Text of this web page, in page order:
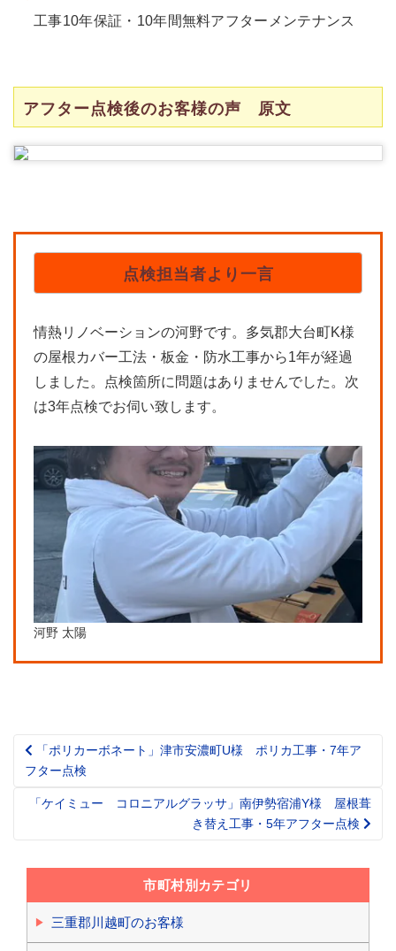
工事10年保証・10年間無料アフターメンテナンス
アフター点検後のお客様の声 原文
点検担当者より一言
情熱リノベーションの河野です。多気郡大台町K様
の屋根カバー工法・板金・防水工事から1年が経過
しました。点検箇所に問題はありませんでした。次
は3年点検でお伺い致します。
河野 太陽
Post
navigation
「ポリカーボネート」津市安濃町U様 ポリカ工事・7年ア
フター点検
「ケイミュー コロニアルグラッサ」南伊勢宿浦Y様 屋根葺
き替え工事・5年アフター点検
市町村別カテゴリ
三重郡川越町のお客様